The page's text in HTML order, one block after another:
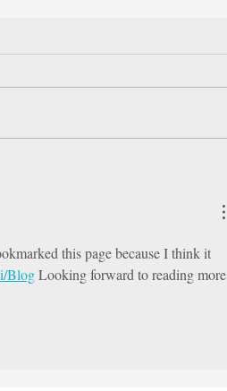
this page because I think it
Blog Looking forward to reading more